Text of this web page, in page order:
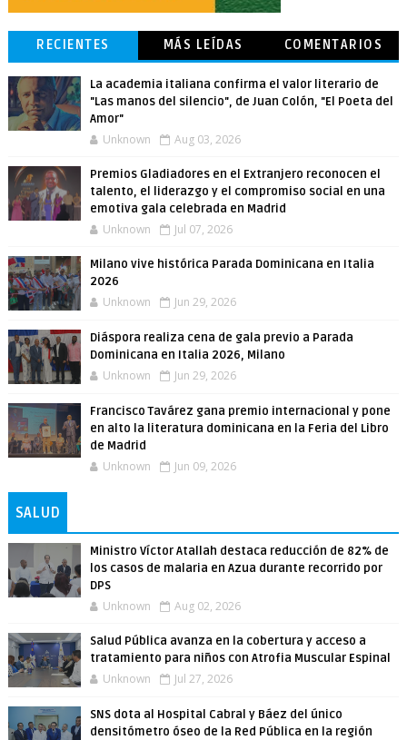
RECIENTES MÁS LEÍDAS COMENTARIOS
La academia italiana confirma el valor literario de
"Las manos del silencio", de Juan Colón, "El Poeta del
Amor"
Unknown Aug 03, 2026
Premios Gladiadores en el Extranjero reconocen el
talento, el liderazgo y el compromiso social en una
emotiva gala celebrada en Madrid
Unknown Jul 07, 2026
Milano vive histórica Parada Dominicana en Italia
2026
Unknown Jun 29, 2026
Diáspora realiza cena de gala previo a Parada
Dominicana en Italia 2026, Milano
Unknown Jun 29, 2026
Francisco Tavárez gana premio internacional y pone
en alto la literatura dominicana en la Feria del Libro
de Madrid
Unknown Jun 09, 2026
SALUD
Ministro Víctor Atallah destaca reducción de 82% de
los casos de malaria en Azua durante recorrido por
DPS
Unknown Aug 02, 2026
Salud Pública avanza en la cobertura y acceso a
tratamiento para niños con Atrofia Muscular Espinal
Unknown Jul 27, 2026
SNS dota al Hospital Cabral y Báez del único
densitómetro óseo de la Red Pública en la región